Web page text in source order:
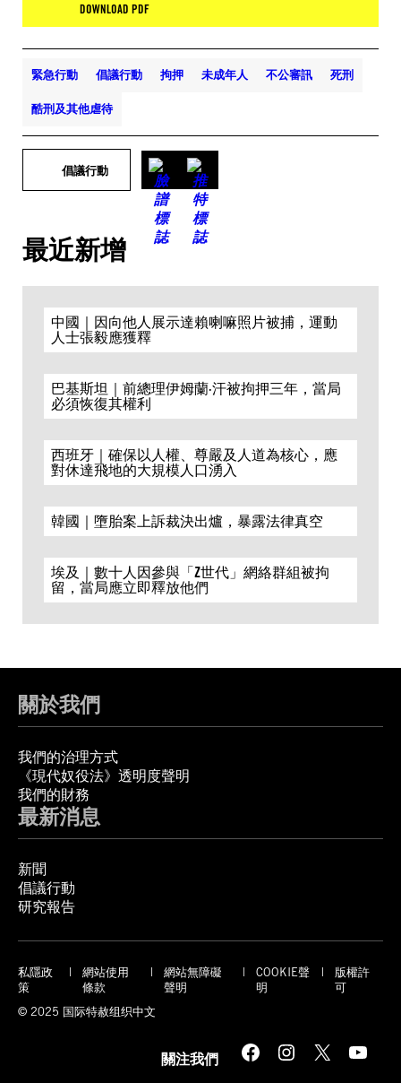
DOWNLOAD PDF
緊急行動 倡議行動 拘押 未成年人 不公審訊 死刑
酷刑及其他虐待
倡議行動
最近新增
中國｜因向他人展示達賴喇嘛照片被捕，運動
人士張毅應獲釋
巴基斯坦｜前總理伊姆蘭·汗被拘押三年，當局
必須恢復其權利
西班牙｜確保以人權、尊嚴及人道為核心，應
對休達飛地的大規模人口湧入
韓國｜墮胎案上訴裁決出爐，暴露法律真空
埃及｜數十人因參與「Z世代」網絡群組被拘
留，當局應立即釋放他們
關於我們
我們的治理方式
《現代奴役法》透明度聲明
我們的財務
最新消息
新聞
倡議行動
研究報告
私隱政
策
網站使用
條款
網站無障礙
聲明
COOKIE聲
明
版權許
可
© 2025 国际特赦组织中文
關注我們 Facebook Instagram X YouTube